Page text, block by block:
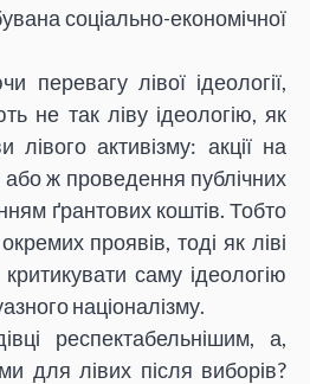
соціально-економічної
перевагу лівої ідеології,
не так ліву ідеологію, як
активізму: акції на
ж проведення публічних
ґрантових коштів. Тобто
проявів, тоді як ліві
саму ідеологію
націоналізму.
респектабельнішим, а,
для лівих після виборів?